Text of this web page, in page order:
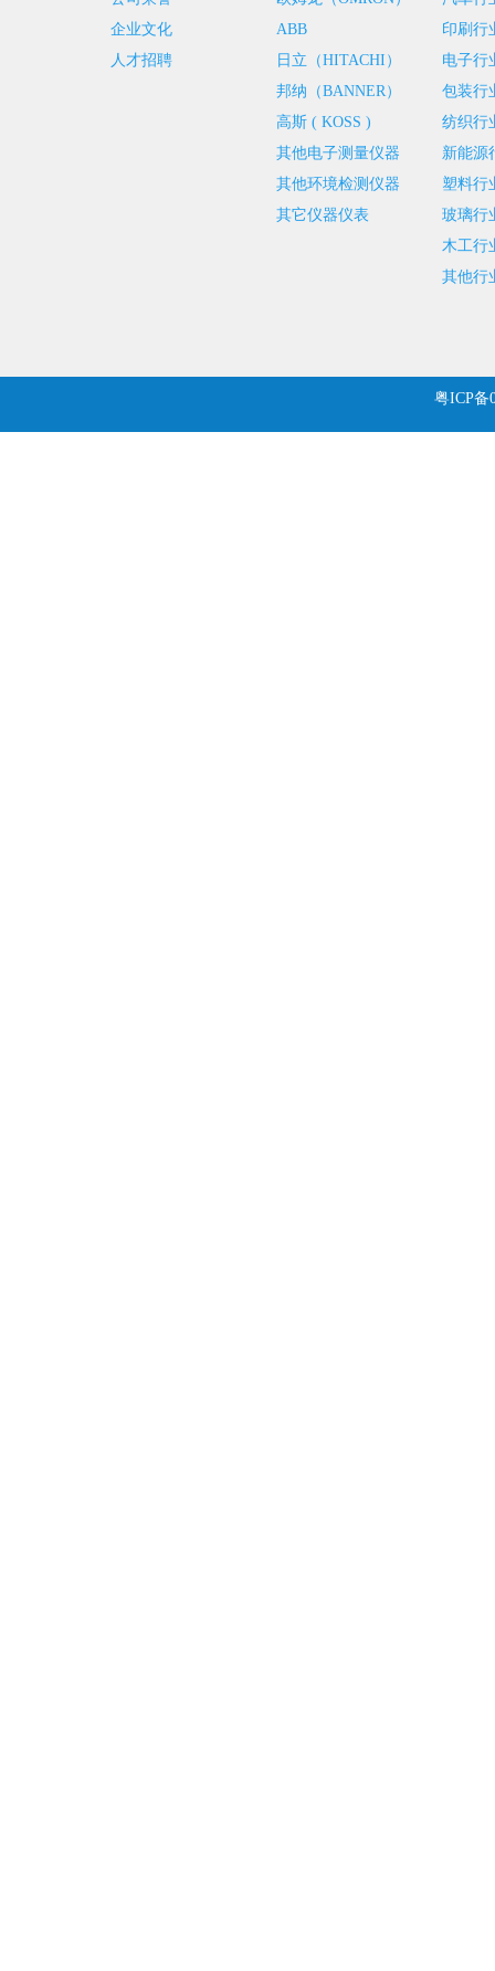
企业文化
人才招聘
ABB
日立（HITACHI）
邦纳（BANNER）
高斯 ( KOSS )
其他电子测量仪器
其他环境检测仪器
其它仪器仪表
印刷行
电子行
包装行
纺织行
新能源
塑料行
玻璃行
木工行
其他行
粤ICP备